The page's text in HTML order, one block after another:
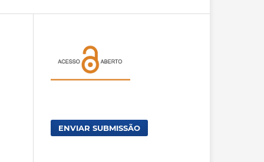
ENVIAR SUBMISSÃO